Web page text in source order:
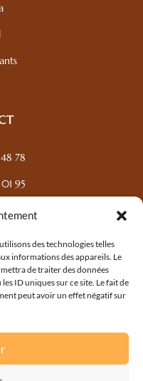
des technologies telles
informations des appareils. Le
de traiter des données
ID uniques sur ce site. Le fait de
peut avoir un effet négatif sur
78
95
33300 Bordeaux
Institute
Agence Limitless
de vente